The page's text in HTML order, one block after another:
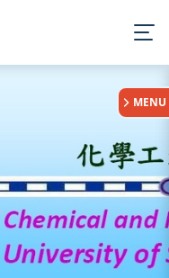
MENU